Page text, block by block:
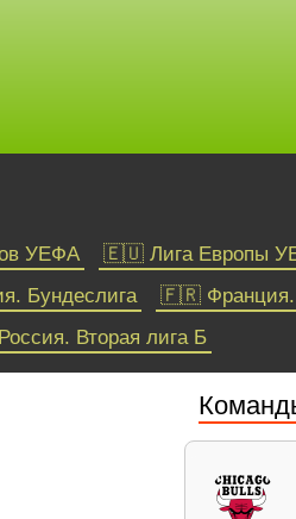
УЕФА 🇪🇺 Лига Европы
Бундеслига 🇫🇷 Франция.
Вторая лига Б